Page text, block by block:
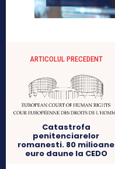
ARTICOLUL PRECEDENT
Catastrofa
penitenciarelor
romanesti. 80 milioane
euro daune la CEDO